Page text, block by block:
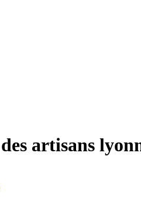
artisans